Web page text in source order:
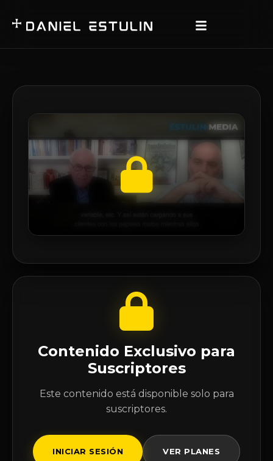
Contenido Exclusivo para
Suscriptores
Este contenido está disponible solo para
suscriptores.
INICIAR SESIÓN VER PLANES